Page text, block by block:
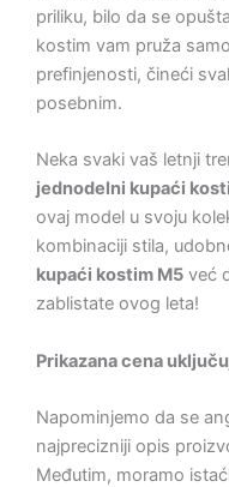
priliku, bilo da se
kostim vam pruža
prefinjenosti, čineći
posebnim.
Neka svaki vaš letnji
jednodelni kupaći
ovaj model u svoju
kombinaciji stila,
kupaći kostim M5 već
zablistate ovog leta!
Prikazana cena
Napominjemo da se
najprecizniji opis
Međutim, moramo